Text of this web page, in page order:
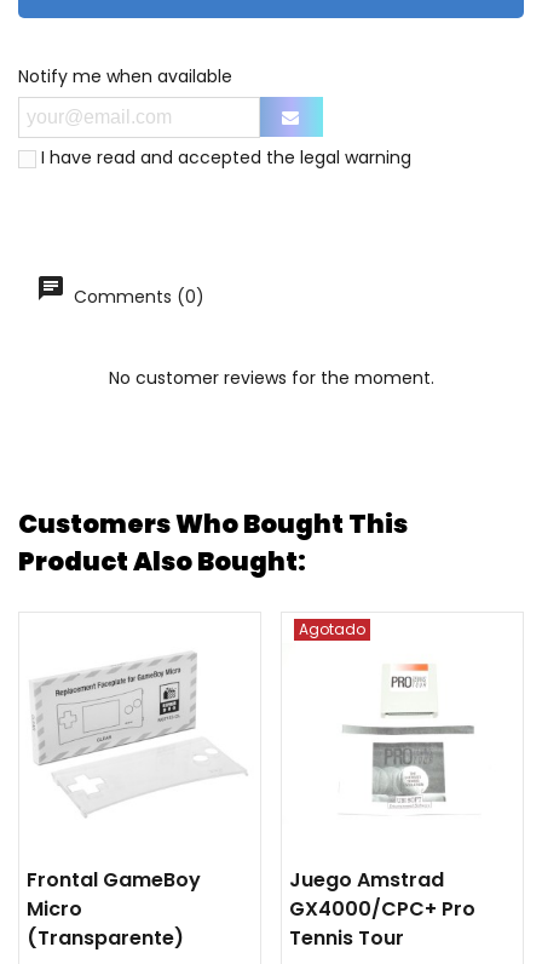
Notify me when available
I have read and accepted the legal warning
Comments (0)
No customer reviews for the moment.
Customers Who Bought This
Product Also Bought:
Frontal GameBoy
Micro
(transparente)
Agotado
Juego Amstrad
GX4000/CPC+ Pro
Tennis Tour